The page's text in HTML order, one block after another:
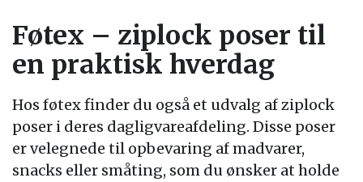
Føtex – ziplock poser til
en praktisk hverdag
Hos føtex finder du også et udvalg af ziplock
poser i deres dagligvareafdeling. Disse poser
er velegnede til opbevaring af madvarer,
snacks eller småting, som du ønsker at holde